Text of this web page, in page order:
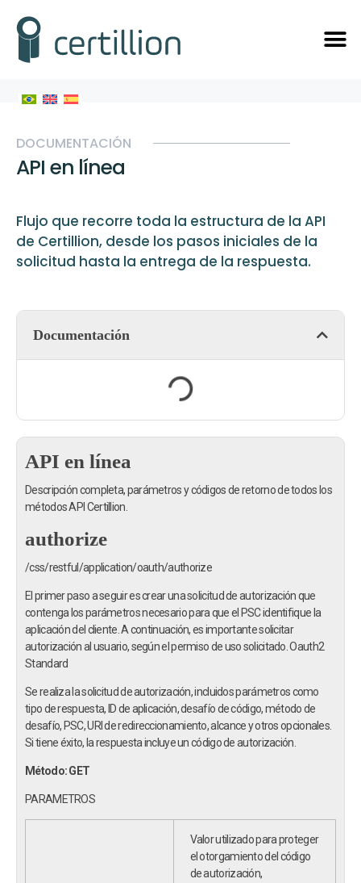
DOCUMENTACIÓN
API en línea
Flujo que recorre toda la estructura de la API
de Certillion, desde los pasos iniciales de la
solicitud hasta la entrega de la respuesta.
Documentación
API en línea
Descripción completa, parámetros ycódigosde retorno de todos los
métodos API Certillion.
authorize
/css/restful/application/oauth/authorize
El primer paso a seguir es crear una solicitud de autorización que
contenga los parámetros necesario para que el PSC identifique la
aplicación del cliente. A continuación, es importante solicitar
autorización al usuario, según el permiso de uso solicitado. Oauth2
Standard
Se realiza la solicitud de autorización, incluidos parámetros como
tipo de respuesta, ID de aplicación, desafío de código, método de
desafío, PSC, URI de redireccionamiento, alcance y otros opcionales.
Si tiene éxito, la respuesta incluye un código de autorización.
Método: GET
PARAMETROS
Valor utilizado para proteger
el otorgamiento del código
de autorización,